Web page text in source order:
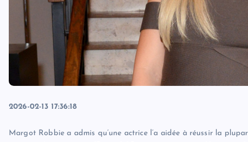
2026-02-13 17:36:18
Margot Robbie a admis qu’une actrice l’a aidée à réussir la